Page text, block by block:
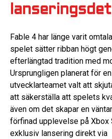
Fable 4 har länge varit
spelet sätter ribban högt
efterlängtad tradition med
Ursprungligen planerat för
utvecklarteamet valt att
att säkerställa att spelets
även om det skapar en
förfinad upplevelse på Xbox
exklusiv lansering direkt via